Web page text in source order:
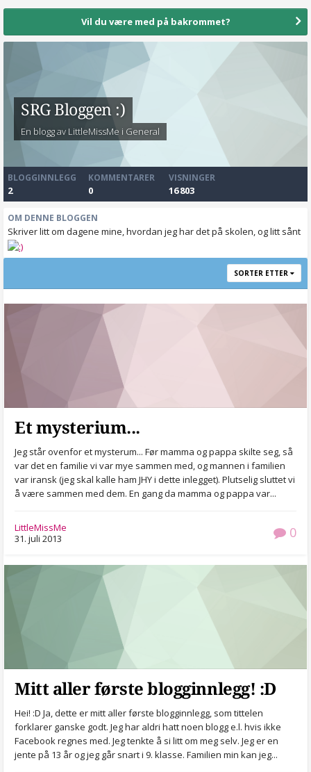
Vil du være med på bakrommet?
SRG Bloggen :)
En blogg av LittleMissMe i General
BLOGGINNLEGG
2
KOMMENTARER
0
VISNINGER
16 803
OM DENNE BLOGGEN
Skriver litt om dagene mine, hvordan jeg har det på skolen, og litt sånt
SORTER ETTER
Et mysterium...
Jeg står ovenfor et mysterum... Før mamma og pappa skilte seg, så
var det en familie vi var mye sammen med, og mannen i familien
var iransk (jeg skal kalle ham JHY i dette inlegget). Plutselig sluttet vi
å være sammen med dem. En gang da mamma og pappa var...
LittleMissMe
31. juli 2013
0
Mitt aller første blogginnlegg! :D
Hei! :D Ja, dette er mitt aller første blogginnlegg, som tittelen
forklarer ganske godt. Jeg har aldri hatt noen blogg e.l. hvis ikke
Facebook regnes med. Jeg tenkte å si litt om meg selv. Jeg er en
jente på 13 år og jeg går snart i 9. klasse. Familien min kan jeg...